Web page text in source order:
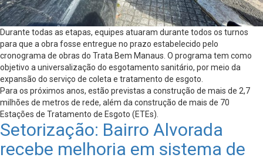
Durante todas as etapas, equipes atuaram durante todos os turnos
para que a obra fosse entregue no prazo estabelecido pelo
cronograma de obras do Trata Bem Manaus. O programa tem como
objetivo a universalização do esgotamento sanitário, por meio da
expansão do serviço de coleta e tratamento de esgoto.
Para os próximos anos, estão previstas a construção de mais de 2,7
milhões de metros de rede, além da construção de mais de 70
Estações de Tratamento de Esgoto (ETEs).
Setorização: Bairro Alvorada
recebe melhoria em sistema de